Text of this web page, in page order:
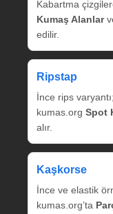
Kabartma
Kumaş Alanlar
edilir.
Ripstap
İnce rips
kumas.org Spot
alır.
Kaşkorse
İnce ve elastik
kumas.org’ta